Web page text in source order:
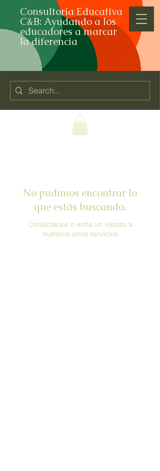
Consultoría Educativa
C&B: Ayudando a los
educadores a marcar
la diferencia
No pudimos encontrar lo
que estás buscando.
Contáctanos o echa un vistazo a
nuestros otros servicios